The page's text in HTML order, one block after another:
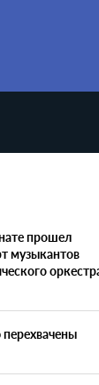
прошел
музыкантов